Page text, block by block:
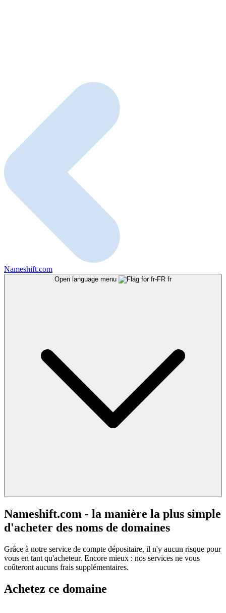
Nameshift.com
Open language menu fr
Nameshift.com - la manière la plus simple
d'acheter des noms de domaines
Grâce à notre service de compte dépositaire, il n'y aucun risque pour
vous en tant qu'acheteur. Encore mieux : nos services ne vous
coûteront aucuns frais supplémentaires.
Achetez ce domaine